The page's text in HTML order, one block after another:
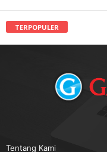
TERPOPULER
Tentang Kami